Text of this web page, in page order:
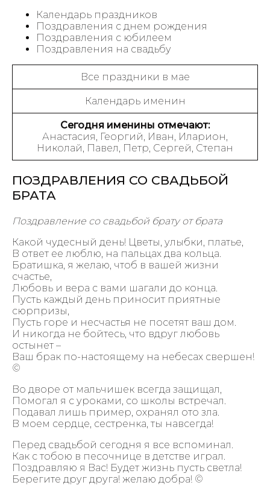
Календарь праздников
Поздравления с днем рождения
Поздравления с юбилеем
Поздравления на свадьбу
Все праздники в мае
Календарь именин
Сегодня именины отмечают:
Анастасия, Георгий, Иван, Иларион,
Николай, Павел, Петр, Сергей, Степан
ПОЗДРАВЛЕНИЯ СО СВАДЬБОЙ
БРАТА
Поздравление со свадьбой брату от брата
Какой чудесный день! Цветы, улыбки, платье,
В ответ ее люблю, на пальцах два кольца.
Братишка, я желаю, чтоб в вашей жизни
счастье,
Любовь и вера с вами шагали до конца.
Пусть каждый день приносит приятные
сюрпризы,
Пусть горе и несчастья не посетят ваш дом.
И никогда не бойтесь, что вдруг любовь
остынет –
Ваш брак по-настоящему на небесах свершен!
©
Во дворе от мальчишек всегда защищал,
Помогал я с уроками, со школы встречал.
Подавал лишь пример, охранял ото зла.
В моем сердце, сестренка, ты навсегда!
Перед свадьбой сегодня я все вспоминал.
Как с тобою в песочнице в детстве играл.
Поздравляю я Вас! Будет жизнь пусть светла!
Берегите друг друга! желаю добра! ©